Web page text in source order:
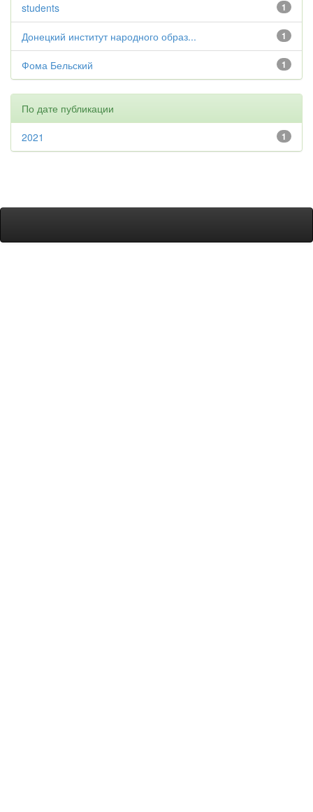
1
students
1
Донецкий институт народного образ...
1
Фома Бельский
По дате публикации
1
2021